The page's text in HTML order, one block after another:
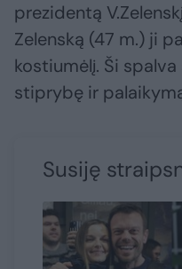
prezidentą
Zelenską (47 m.) ji
kostiumėlį. Ši
stiprybę ir
Susiję